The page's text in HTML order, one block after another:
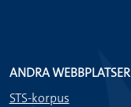
ANDRA WEBBPLATSER
STS-korpus